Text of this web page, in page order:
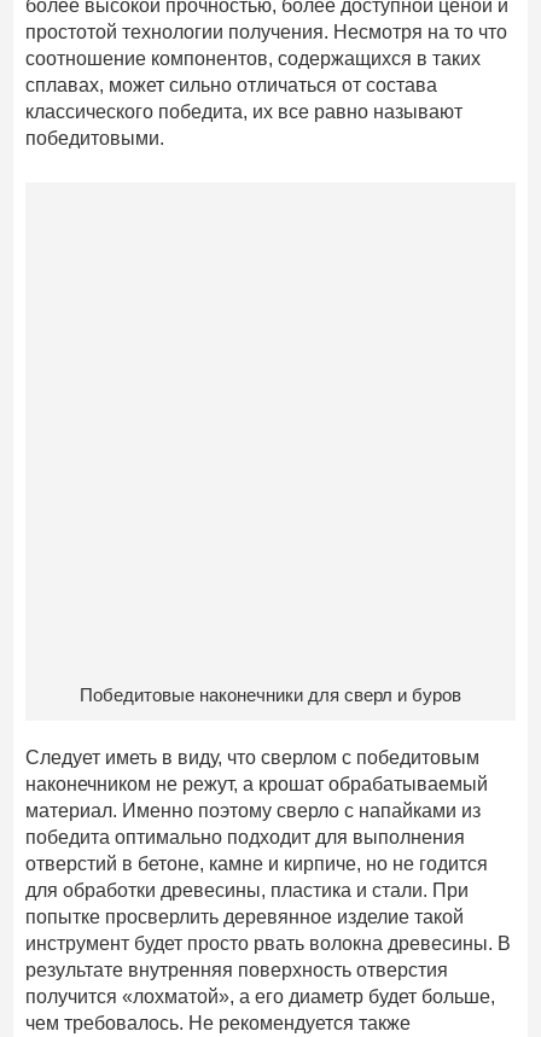
более высокой прочностью, более доступной ценой и
простотой технологии получения. Несмотря на то что
соотношение компонентов, содержащихся в таких
сплавах, может сильно отличаться от состава
классического победита, их все равно называют
победитовыми.
Победитовые наконечники для сверл и буров
Следует иметь в виду, что сверлом с победитовым
наконечником не режут, а крошат обрабатываемый
материал. Именно поэтому сверло с напайками из
победита оптимально подходит для выполнения
отверстий в бетоне, камне и кирпиче, но не годится
для обработки древесины, пластика и стали. При
попытке просверлить деревянное изделие такой
инструмент будет просто рвать волокна древесины. В
результате внутренняя поверхность отверстия
получится «лохматой», а его диаметр будет больше,
чем требовалось. Не рекомендуется также